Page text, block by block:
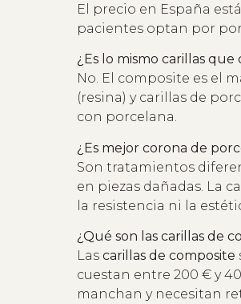
El precio en España
pacientes optan por
¿Es lo mismo carillas que
No. El composite es el
(resina) y carillas de
con porcelana.
¿Es mejor corona de
Son tratamientos
en piezas dañadas. La
la resistencia ni la
¿Qué son las carillas de
Las carillas de composite
cuestan entre 200 € y
manchan y necesitan